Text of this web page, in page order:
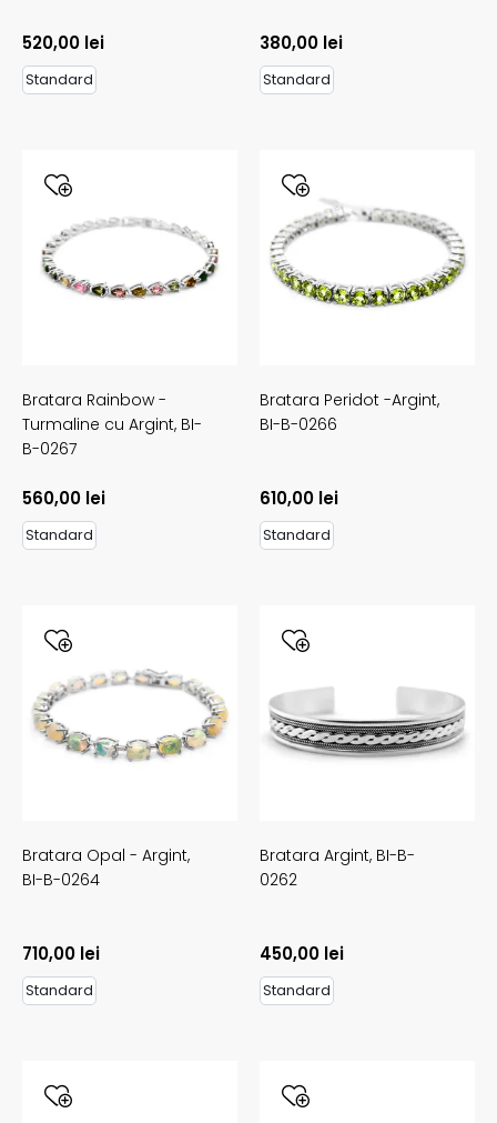
520,00 lei
Standard
380,00 lei
Standard
Bratara Rainbow -
Turmaline cu Argint, BI-
B-0267
560,00 lei
Standard
Bratara Peridot -Argint,
BI-B-0266
610,00 lei
Standard
Bratara Opal - Argint,
BI-B-0264
710,00 lei
Standard
Bratara Argint, BI-B-
0262
450,00 lei
Standard